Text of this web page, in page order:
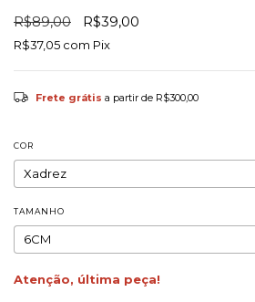
R$89,00 R$39,00
R$37,05 com Pix
Frete grátis a partir de R$300,00
COR
TAMANHO
Atenção, última peça!